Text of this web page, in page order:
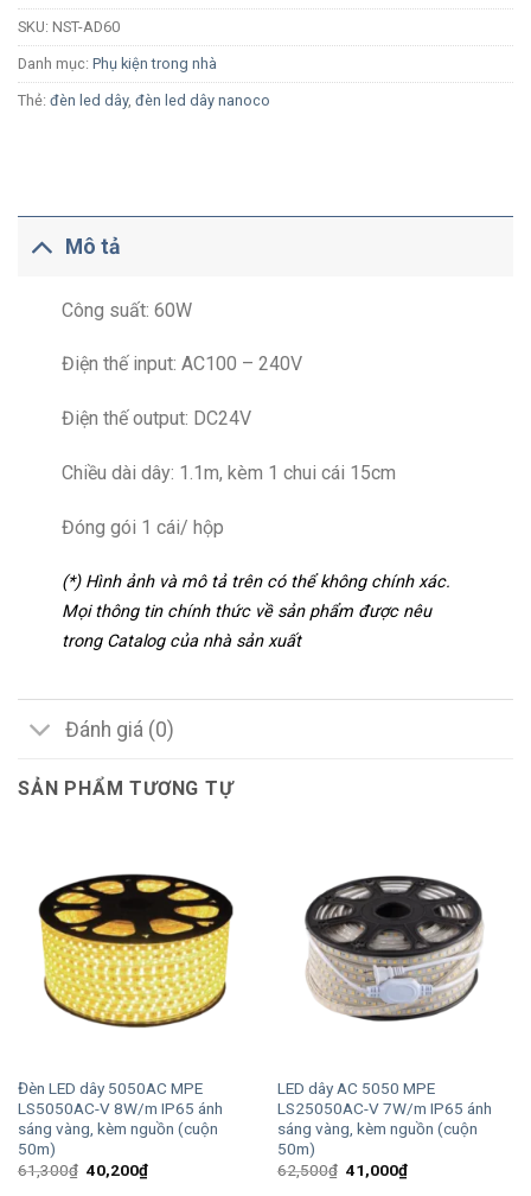
SKU: NST-AD60
Danh mục: Phụ kiện trong nhà
Thẻ: đèn led dây, đèn led dây nanoco
Mô tả
Công suất: 60W
Điện thế input: AC100 – 240V
Điện thế output: DC24V
Chiều dài dây: 1.1m, kèm 1 chui cái 15cm
Đóng gói 1 cái/ hộp
(*) Hình ảnh và mô tả trên có thể không chính xác.
Mọi thông tin chính thức về sản phẩm được nêu
trong Catalog của nhà sản xuất
Đánh giá (0)
SẢN PHẨM TƯƠNG TỰ
Đèn LED dây 5050AC MPE
LS5050AC-V 8W/m IP65 ánh
sáng vàng, kèm nguồn (cuộn
50m)
61,300₫ Giá
gốc
40,200₫Giá
hiện
LED dây AC 5050 MPE
LS25050AC-V 7W/m IP65 ánh
sáng vàng, kèm nguồn (cuộn
50m)
62,500₫ Giá
gốc
41,000₫Giá
hiện